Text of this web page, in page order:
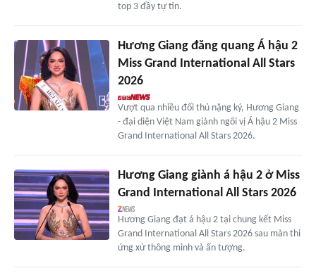
top 3 đầy tự tin.
Hương Giang đăng quang Á hậu 2
Miss Grand International All Stars
2026
Vượt qua nhiều đối thủ nặng ký, Hương Giang
- đại diện Việt Nam giành ngôi vị Á hậu 2 Miss
Grand International All Stars 2026.
Hương Giang giành á hậu 2 ở Miss
Grand International All Stars 2026
Hương Giang đạt á hậu 2 tại chung kết Miss
Grand International All Stars 2026 sau màn thi
ứng xử thông minh và ấn tượng.